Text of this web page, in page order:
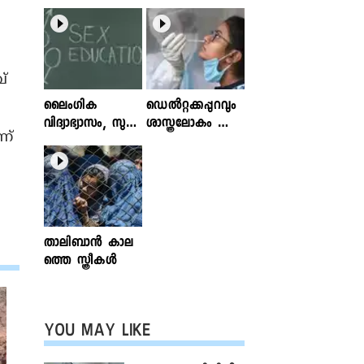
ലൈംഗിക
വിദ്യാഭ്യാസം, സുര
ക്ഷിതവും അ
ല്ലാത്തതുമായ സ്പ
ര്‍ശനങ്ങള്‍; ഇ
ന്‍ഫോക്ലിനിക്ക്
ലേഖനം
വായിക്കാം
ഡെൽറ്റക്കപ്പുറവും
ശാസ്ത്രലോകം ശ്ര
താലിബാന്‍ കാല
ത്തെ സ്ത്രീകള്‍
YOU MAY LIKE